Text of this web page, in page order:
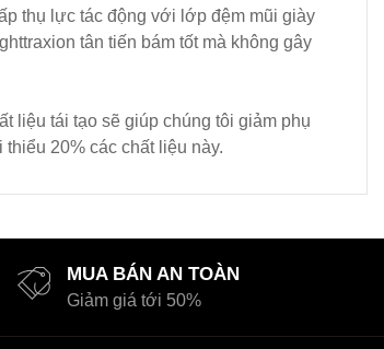
thụ lực tác động với lớp đệm mũi giày
tân tiến bám tốt mà không gây
liệu tái tạo sẽ giúp chúng tôi giảm phụ
20% các chất liệu này.
MUA BÁN AN TOÀN
Giảm giá tới 50%